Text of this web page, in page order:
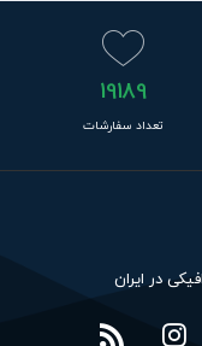
19189
تعداد سفارشات